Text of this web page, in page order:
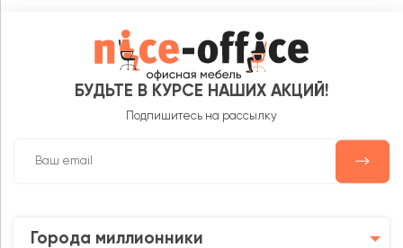
БУДЬТЕ В КУРСЕ НАШИХ АКЦИЙ!
Подпишитесь на рассылку
Города миллионники